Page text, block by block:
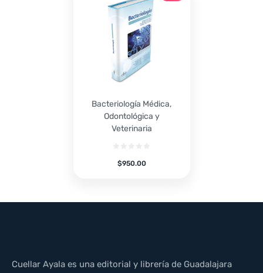
Bacteriología Médica,
Odontológica y
Veterinaria
$950.00
Cuellar Ayala es una editorial y librería de Guadalajara